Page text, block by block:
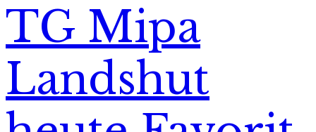
TG Mipa
Landshut